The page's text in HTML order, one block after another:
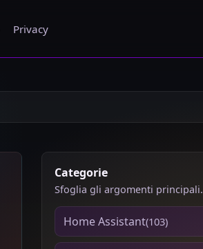
Privacy
Categorie
Sfoglia gli argomenti principali.
Home Assistant(103)